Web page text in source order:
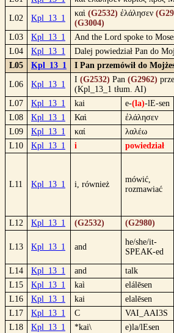
L02 Kpl_13_1
καὶ (G2532) ἐλάλησεν
(G3004)
L03
Kpl_13_1
And the Lord spoke to
L04
Kpl_13_1
Dalej powiedział Pan do
L05
Kpl_13_1 I Pan przemówił do
L06 Kpl_13_1
I (G2532) Pan (G2962)
(Kpl_13_1 tłum. AI)
L07
Kpl_13_1 kai e-(la)-lE-sen
L08
Kpl_13_1 Καὶ ἐλάλησεν
L09
Kpl_13_1 καί λαλέω
L10
Kpl_13_1 i powiedział
L11 Kpl_13_1 i, również
mówić,
rozmawiać
L12 Kpl_13_1 (G2532) (G2980)
L13 Kpl_13_1 and
he/she/it-
SPEAK-ed
L14 Kpl_13_1 and talk
L15
Kpl_13_1 kaì elálēsen
L16
Kpl_13_1 kai elalēsen
L17
Kpl_13_1 C VAI_AAI3S
L18
Kpl_13_1 *kai\ e)la/lEsen